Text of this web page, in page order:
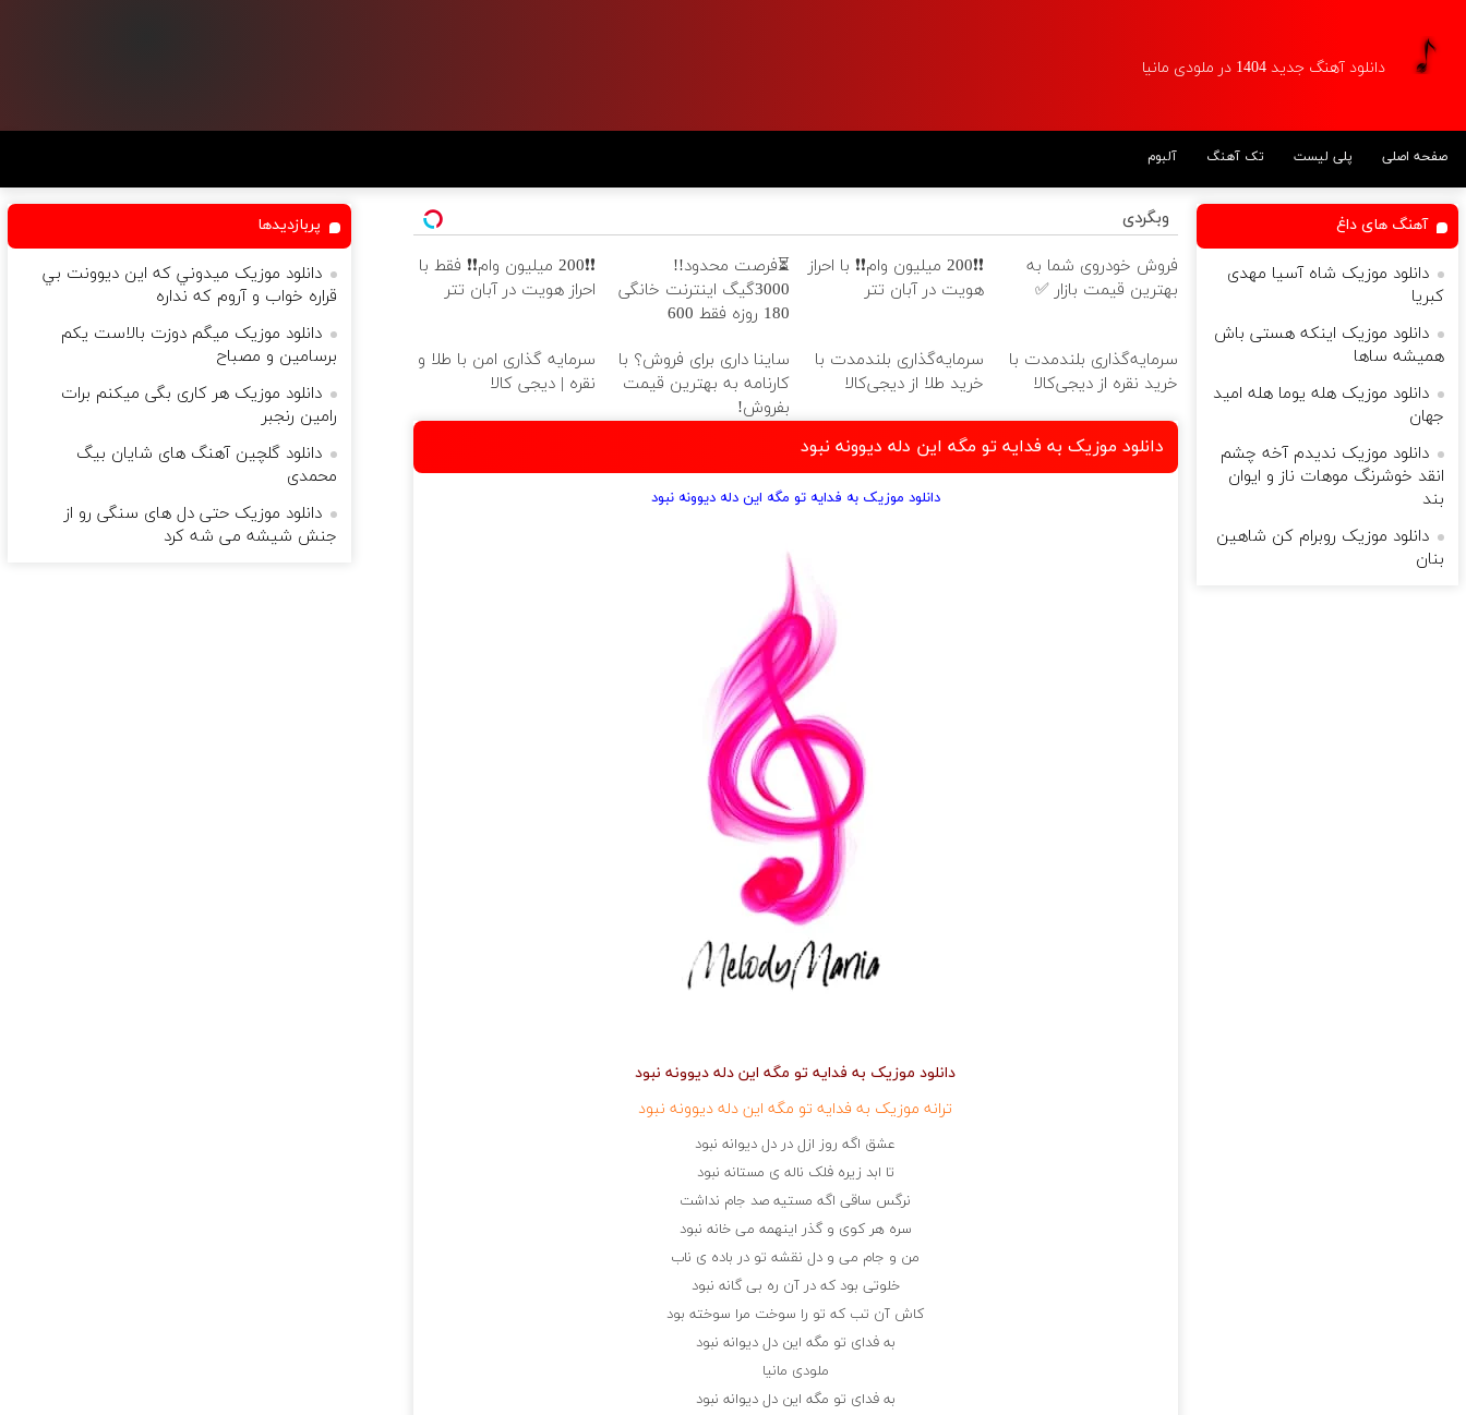
دانلود آهنگ جدید 1404 در ملودی مانیا
صفحه اصلی پلی لیست تک آهنگ آلبوم
وبگردی
فروش خودروی شما به
بهترین قیمت بازار ✅
❗❗200 میلیون وام❗❗ با احراز
هویت در آبان تتر
⏳فرصت محدود!!
3000گیگ اینترنت خانگی
180 روزه فقط 600
❗❗200 میلیون وام❗❗ فقط با
احراز هویت در آبان تتر
سرمایه‌گذاری بلندمدت با
خرید نقره از دیجی‌کالا
سرمایه‌گذاری بلندمدت با
خرید طلا از دیجی‌کالا
ساینا داری برای فروش؟ با
کارنامه به بهترین قیمت
بفروش!
سرمایه گذاری امن با طلا و
نقره | دیجی کالا
دانلود موزیک به فدایه تو مگه این دله دیوونه نبود
دانلود موزیک به فدایه تو مگه این دله دیوونه نبود
دانلود موزیک به فدایه تو مگه این دله دیوونه نبود
ترانه موزیک به فدایه تو مگه این دله دیوونه نبود
عشق اگه روز ازل در دل دیوانه نبود
تا ابد زیره فلک ناله ی مستانه نبود
نرگس ساقی اگه مستیه صد جام نداشت
سره هر کوی و گذر اینهمه می خانه نبود
من و جام می و دل نقشه تو در باده ی ناب
خلوتی بود که در آن ره بی گانه نبود
کاش آن تب که تو را سوخت مرا سوخته بود
به فدای تو مگه این دل دیوانه نبود
ملودی مانیا
به فدای تو مگه این دل دیوانه نبود
آهنگ های داغ
دانلود موزیک شاه آسیا مهدی
کبریا
دانلود موزیک اینکه هستی باش
همیشه ساها
دانلود موزیک هله یوما هله امید
جهان
دانلود موزیک ﻧﺪﻳﺪم آﺧﻪ ﭼﺸﻢ
اﻧﻘﺪ ﺧﻮﺷﺮﻧﮓ ﻣﻮﻫﺎت ﻧﺎز و ایوان
بند
دانلود موزیک روبرام کن شاهین
بنان
پربازدیدها
دانلود موزیک ميدوني که اين ديوونت بي
قراره خواب و آروم که نداره
دانلود موزیک میگم دوزت بالاست یکم
برسامین و مصباح
دانلود موزیک هر کاری بگی میکنم برات
رامین رنجبر
دانلود گلچین آهنگ های شایان بیگ
محمدی
دانلود موزیک حتی دل های سنگی رو از
جنش شیشه می شه کرد